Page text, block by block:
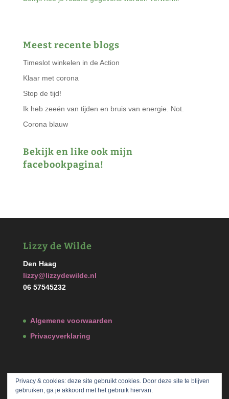
Meest recente blogs
Timeslot winkelen in de Action
Klaar met corona
Stop de tijd!
Ik heb zeeën van tijden en bruis van energie. Not.
Corona blauw
Bekijk en like ook mijn
facebookpagina!
Lizzy de Wilde
Den Haag
lizzy@lizzydewilde.nl
06 57545232
Algemene voorwaarden
Privacyverklaring
Privacy & cookies: deze site gebruikt cookies. Door deze site te blijven
gebruiken, ga je akkoord met het gebruik hiervan.